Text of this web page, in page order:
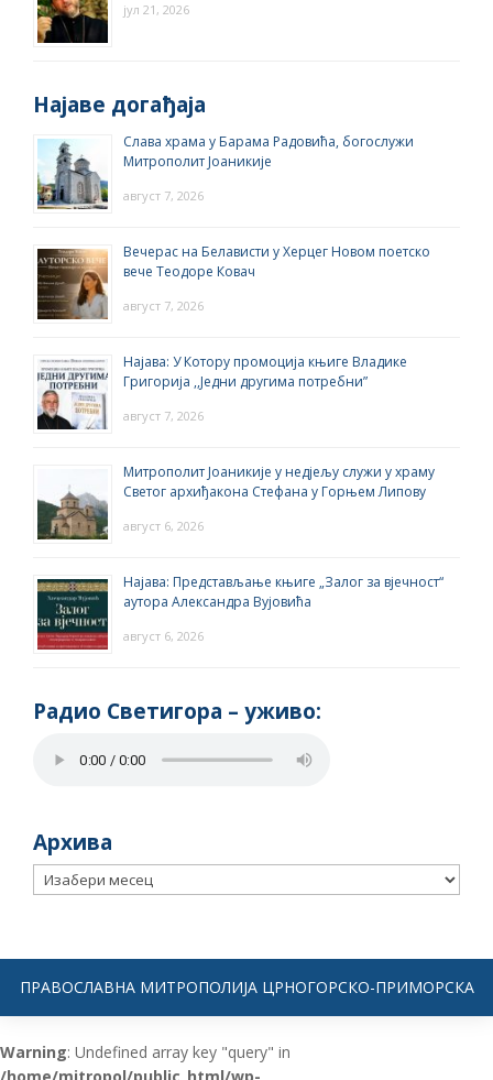
јул 21, 2026
Најаве догађаја
Слава храма у Барама Радовића, богослужи
Митрополит Јоаникије
август 7, 2026
Вечерас на Белависти у Херцег Новом поетско
вече Теодоре Ковач
август 7, 2026
Најава: У Котору промоција књиге Владике
Григорија ,,Једни другима потребни”
август 7, 2026
Митрополит Јоаникије у недјељу служи у храму
Светог архиђакона Стефана у Горњем Липову
август 6, 2026
Најава: Представљање књиге „Залог за вјечност“
аутора Александра Вујовића
август 6, 2026
Радио Светигора – yживо:
Архива
Архива
ПРАВОСЛАВНА МИТРОПОЛИЈА ЦРНОГОРСКО-ПРИМОРСКА
Warning: Undefined array key "query" in